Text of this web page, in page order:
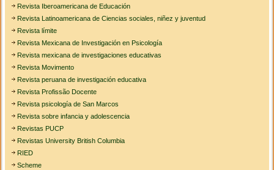
Revista Iberoamericana de Educación
Revista Latinoamericana de Ciencias sociales, niñez y juventud
Revista límite
Revista Mexicana de Investigación en Psicología
Revista mexicana de investigaciones educativas
Revista Movimento
Revista peruana de investigación educativa
Revista Profissão Docente
Revista psicología de San Marcos
Revista sobre infancia y adolescencia
Revistas PUCP
Revistas University British Columbia
RIED
Scheme